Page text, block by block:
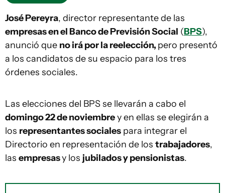
José Pereyra, director representante de las
empresas en el Banco de Previsión Social (BPS),
anunció que no irá por la reelección, pero presentó
a los candidatos de su espacio para los tres
órdenes sociales.
Las elecciones del BPS se llevarán a cabo el
domingo 22 de noviembrey en ellas se elegirán a
los representantes sociales para integrar el
Directorio en representación de los trabajadores,
las empresasy los jubilados y pensionistas.